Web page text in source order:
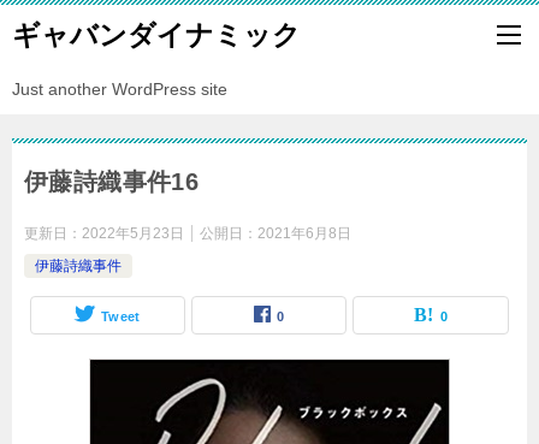
ギャバンダイナミック
Just another WordPress site
伊藤詩織事件16
更新日： 2022年5月23日 公開日： 2021年6月8日
伊藤詩織事件
Tweet 0 0